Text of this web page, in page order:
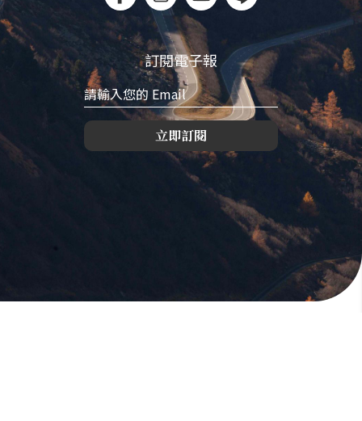
訂閱電子報
立即訂閱